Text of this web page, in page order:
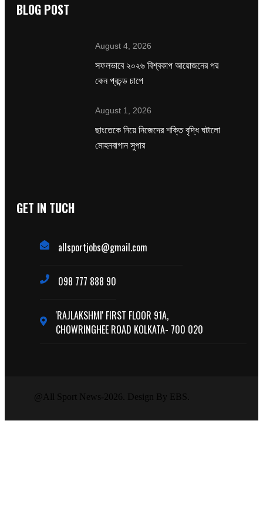
BLOG POST
August 4, 2026
সফলভাবে ২০২৬ বিশ্বকাপ আয়োজনের পর
কেন প্রচন্ড চাপে
August 1, 2026
ছাংতেকে নিয়ে নিজেদের শক্তি বৃদ্ধি ঘটালো
মোহনবাগান সুপার
GET IN TUCH
allsportjobs@gmail.com
098 777 888 90
'RAJLAKSHMI' FIRST FLOOR 91A,
CHOWRINGHEE ROAD KOLKATA- 700 020
@All Sport News-2026. Design By EBS.